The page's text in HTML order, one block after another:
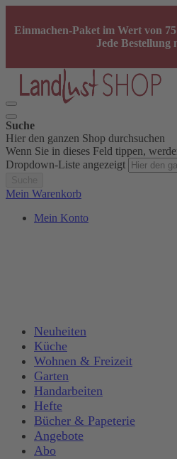
Einmachen-Paket im Wert von
Jede Bestellung
Suche
Hier den ganzen Shop durchsuchen
Wenn Sie in dieses Feld tippen,
Dropdown-Liste angezeigt
Mein Warenkorb
Mein Konto
Neuheiten
Küche
Wohnen & Freizeit
Garten
Handarbeiten
Hefte
Bücher & Papeterie
Angebote
Abo